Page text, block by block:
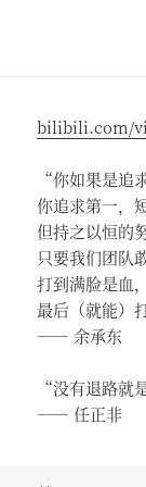
bilibili.com/
“你如果是追
你追求第一，
但持之以恒的
只要我们团队
打到满脸是血
最后（就能）
—— 余承东
“没有退路就
—— 任正非